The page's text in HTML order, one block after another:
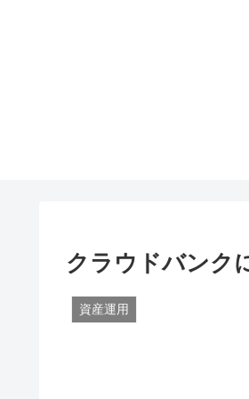
クラウドバンク
資産運用